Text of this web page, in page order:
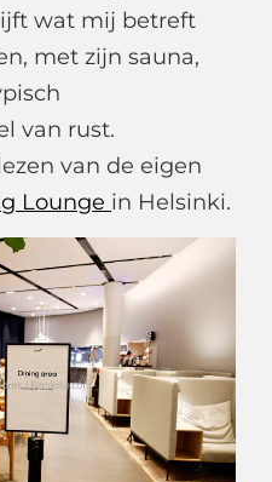
wat mij betreft
met zijn sauna,
van rust.
van de eigen
Lounge in Helsinki.